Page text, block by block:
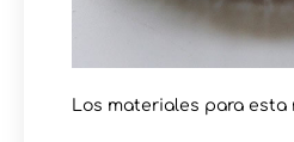
Los materiales para